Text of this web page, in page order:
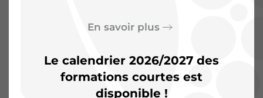
En savoir plus
Le calendrier 2026/2027 des
formations courtes est
disponible !